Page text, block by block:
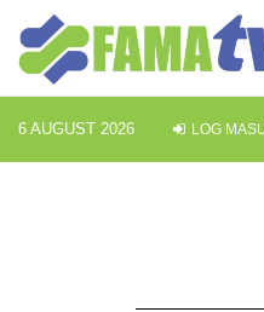
6 AUGUST 2026 LOG